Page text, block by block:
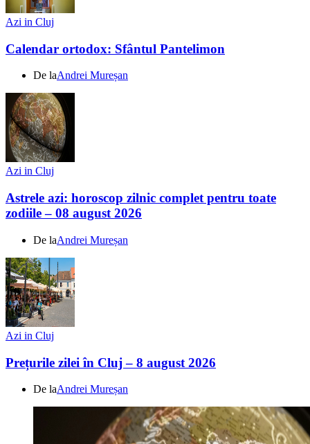
Azi in Cluj
Calendar ortodox: Sfântul Pantelimon
De laAndrei Mureșan
Azi in Cluj
Astrele azi: horoscop zilnic complet pentru toate
zodiile – 08 august 2026
De laAndrei Mureșan
Azi in Cluj
Prețurile zilei în Cluj – 8 august 2026
De laAndrei Mureșan